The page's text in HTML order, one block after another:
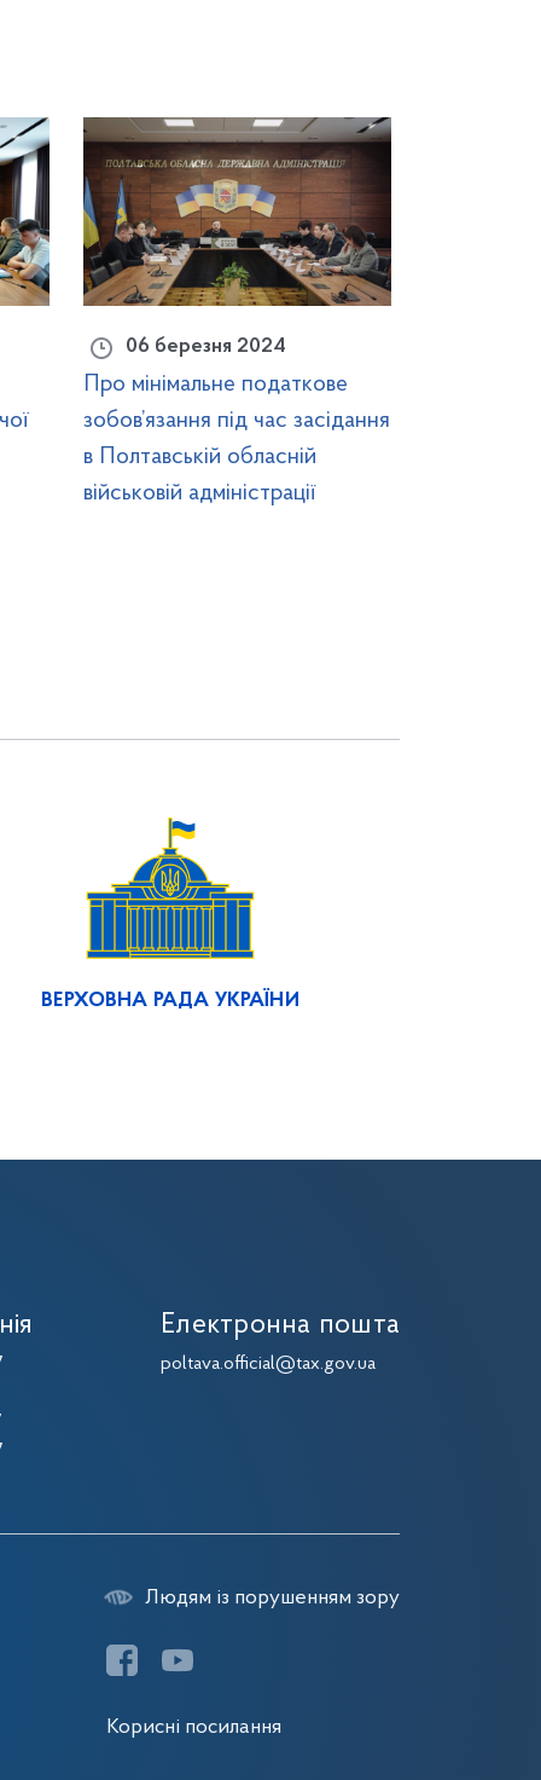
06 березня 2024
Про мінімальне податкове
зобов’язання під час засідання
в Полтавській обласній
військовій адміністрації
ВЕРХОВНА РАДА УКРАЇНИ
Електронна пошта
poltava.official@tax.gov.ua
Людям із порушенням зору
Корисні посилання